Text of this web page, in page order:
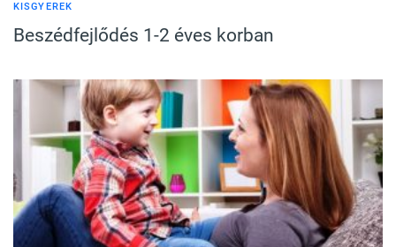
KISGYEREK
Beszédfejlődés 1-2 éves korban